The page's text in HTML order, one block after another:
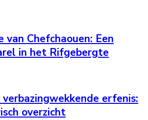
van Chefchaouen: Een
in het Rifgebergte
verbazingwekkende erfenis:
overzicht